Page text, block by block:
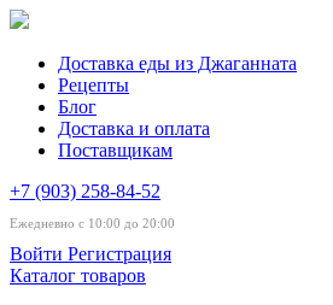
Доставка еды из Джаганната
Рецепты
Блог
Доставка и оплата
Поставщикам
+7 (903) 258-84-52
Ежедневно с 10:00 до 20:00
Войти Регистрация
Каталог товаров